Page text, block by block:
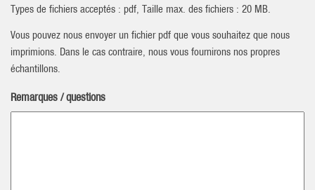
Types de fichiers acceptés : pdf, Taille max. des fichiers : 20 MB.
Vous pouvez nous envoyer un fichier pdf que vous souhaitez que nous
imprimions. Dans le cas contraire, nous vous fournirons nos propres
échantillons.
Remarques / questions